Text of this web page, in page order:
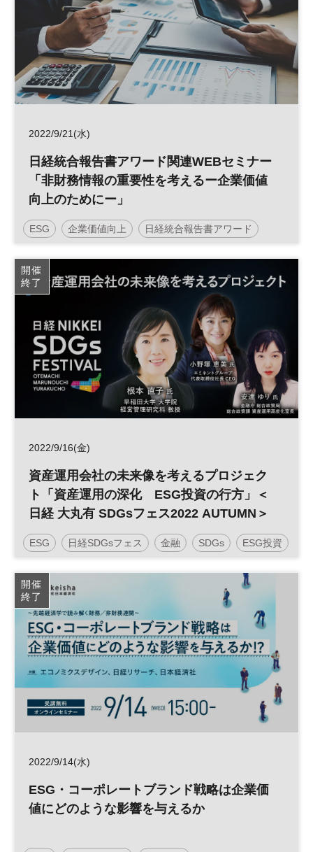
2022/9/21(水)
日経統合報告書アワード関連WEBセミナー
「非財務情報の重要性を考えるー企業価値
向上のためにー」
ESG 企業価値向上 日経統合報告書アワード
ガバナンス 統合報告書 投資 IR
参加無料
開催
終了
2022/9/16(金)
資産運用会社の未来像を考えるプロジェク
ト「資産運用の深化 ESG投資の行方」＜
日経 大丸有 SDGsフェス2022 AUTUMN＞
ESG 日経SDGsフェス 金融 SDGs ESG投資
資産運用
開催
終了
2022/9/14(水)
ESG・コーポレートブランド戦略は企業価
値にどのような影響を与えるか